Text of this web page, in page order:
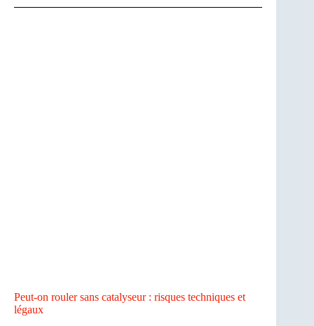
Peut-on rouler sans catalyseur : risques techniques et
légaux